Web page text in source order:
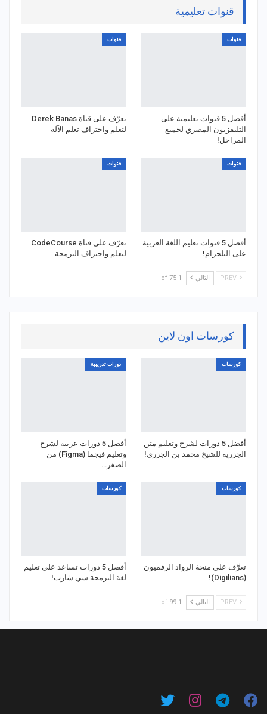
قنوات تعليمية
قنوات
أفضل 5 قنوات تعليمية على
التليفزيون المصري لجميع
المراحل!
قنوات
تعرّف على قناة Derek Banas
لتعلم واحتراف تعلم الآلة
قنوات
أفضل 5 قنوات تعليم اللغة العربية
على التلجرام!
قنوات
تعرّف على قناة CodeCourse
لتعلم واحتراف البرمجة
التالي 1 of 75
كورسات اون لاين
كورسات
أفضل 5 دورات لشرح وتعليم متن
الجزرية للشيخ محمد بن الجزري!
دورات تدريبية
أفضل 5 دورات عربية لشرح
وتعليم فيجما (Figma) من
الصفر…
كورسات
تعرَّف على منحة الرواد الرقميون
(Digilians)!
كورسات
أفضل 5 دورات تساعد على تعليم
لغة البرمجة سي شارب!
التالي 1 of 99